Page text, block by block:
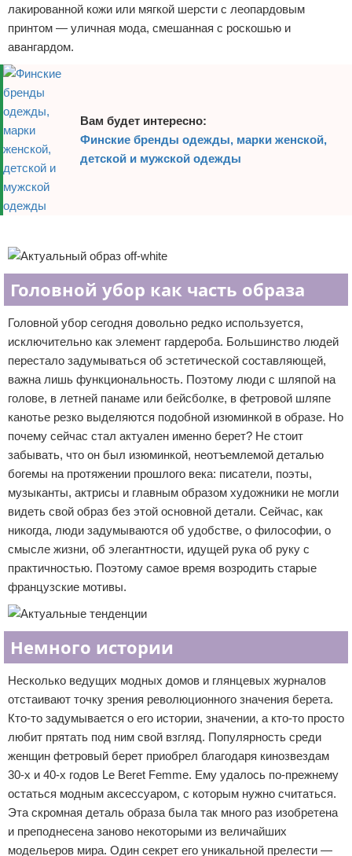
лакированной кожи или мягкой шерсти с леопардовым
принтом — уличная мода, смешанная с роскошью и
авангардом.
Вам будет интересно:
Финские бренды одежды, марки женской,
детской и мужской одежды
Головной убор как часть образа
Головной убор сегодня довольно редко используется,
исключительно как элемент гардероба. Большинство людей
перестало задумываться об эстетической составляющей,
важна лишь функциональность. Поэтому люди с шляпой на
голове, в летней панаме или бейсболке, в фетровой шляпе
канотье резко выделяются подобной изюминкой в образе. Но
почему сейчас стал актуален именно берет? Не стоит
забывать, что он был изюминкой, неотъемлемой деталью
богемы на протяжении прошлого века: писатели, поэты,
музыканты, актрисы и главным образом художники не могли
видеть свой образ без этой основной детали. Сейчас, как
никогда, люди задумываются об удобстве, о философии, о
смысле жизни, об элегантности, идущей рука об руку с
практичностью. Поэтому самое время возродить старые
французские мотивы.
Немного истории
Несколько ведущих модных домов и глянцевых журналов
отстаивают точку зрения революционного значения берета.
Кто-то задумывается о его истории, значении, а кто-то просто
любит прятать под ним свой взгляд. Популярность среди
женщин фетровый берет приобрел благодаря кинозвездам
30-х и 40-х годов Le Beret Femme. Ему удалось по-прежнему
остаться модным аксессуаром, с которым нужно считаться.
Эта скромная деталь образа была так много раз изобретена
и преподнесена заново некоторыми из величайших
модельеров мира. Один секрет его уникальной прелести —